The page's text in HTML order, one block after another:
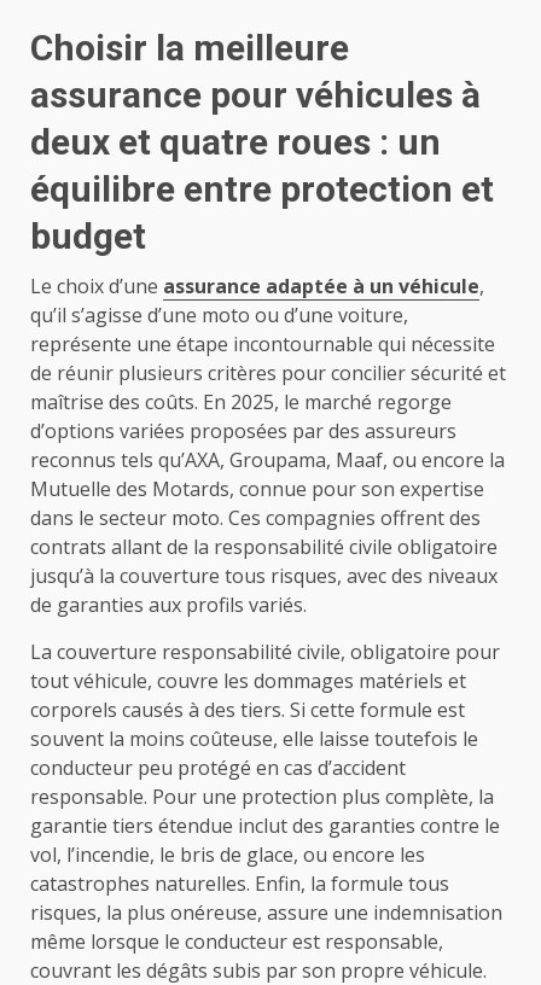
Choisir la meilleure
assurance pour véhicules à
deux et quatre roues : un
équilibre entre protection et
budget
Le choix d’une assurance adaptée à un véhicule,
qu’il s’agisse d’une moto ou d’une voiture,
représente une étape incontournable qui nécessite
de réunir plusieurs critères pour concilier sécurité et
maîtrise des coûts. En 2025, le marché regorge
d’options variées proposées par des assureurs
reconnus tels qu’AXA, Groupama, Maaf, ou encore la
Mutuelle des Motards, connue pour son expertise
dans le secteur moto. Ces compagnies offrent des
contrats allant de la responsabilité civile obligatoire
jusqu’à la couverture tous risques, avec des niveaux
de garanties aux profils variés.
La couverture responsabilité civile, obligatoire pour
tout véhicule, couvre les dommages matériels et
corporels causés à des tiers. Si cette formule est
souvent la moins coûteuse, elle laisse toutefois le
conducteur peu protégé en cas d’accident
responsable. Pour une protection plus complète, la
garantie tiers étendue inclut des garanties contre le
vol, l’incendie, le bris de glace, ou encore les
catastrophes naturelles. Enfin, la formule tous
risques, la plus onéreuse, assure une indemnisation
même lorsque le conducteur est responsable,
couvrant les dégâts subis par son propre véhicule.